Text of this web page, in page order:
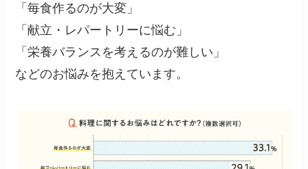
「毎食作るのが大変」
「献立・レパートリーに悩む」
「栄養バランスを考えるのが難しい」
などのお悩みを抱えています。